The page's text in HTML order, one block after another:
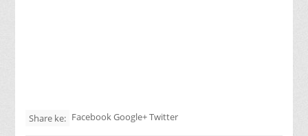
Share ke: Facebook Google+ Twitter